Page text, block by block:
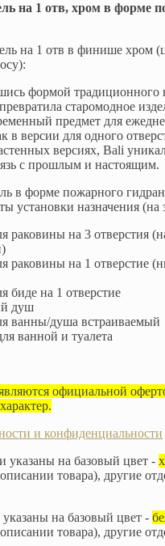
на 1 отв, хром в форме
на 1 отв в финише хром
формой традиционного
старомодное
предмет для
в версии для одного
версиях, Bali
с прошлым и настоящим.
в форме пожарного
установки назначения (на
раковины на 3 отверстия
раковины на 1 отверстие
биде на 1 отверстие
душ
ванны/душа встраиваемый
ванной и туалета
официальной
и конфиденциальности
указаны на базовый цвет -
товара), другие
на базовый цвет -
товара), другие